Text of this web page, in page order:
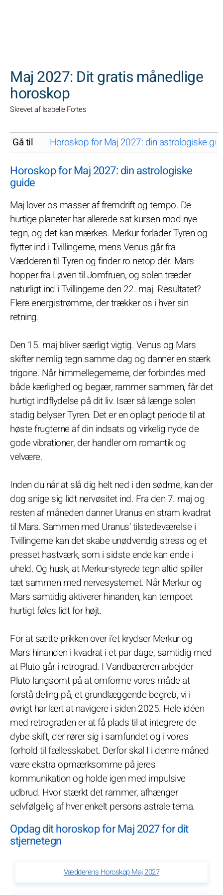
Maj 2027: Dit gratis månedlige
horoskop
Skrevet af Isabelle Fortes
Gå til Horoskop for Maj 2027: din astrologiske
Horoskop for Maj 2027: din astrologiske
guide
Maj lover os masser af fremdrift og tempo. De
hurtige planeter har allerede sat kursen mod nye
tegn, og det kan mærkes. Merkur forlader Tyren og
flytter ind i Tvillingerne, mens Venus går fra
Vædderen til Tyren og finder ro netop dér. Mars
hopper fra Løven til Jomfruen, og solen træder
naturligt ind i Tvillingerne den 22. maj. Resultatet?
Flere energistrømme, der trækker os i hver sin
retning.
Den 15. maj bliver særligt vigtig. Venus og Mars
skifter nemlig tegn samme dag og danner en stærk
trigone. Når himmellegemerne, der forbindes med
både kærlighed og begær, rammer sammen, får det
hurtigt indflydelse på dit liv. Især så længe solen
stadig belyser Tyren. Det er en oplagt periode til at
høste frugterne af din indsats og virkelig nyde de
gode vibrationer, der handler om romantik og
velvære.
Inden du når at slå dig helt ned i den sødme, kan der
dog snige sig lidt nervøsitet ind. Fra den 7. maj og
resten af måneden danner Uranus en stram kvadrat
til Mars. Sammen med Uranus’ tilstedeværelse i
Tvillingerne kan det skabe unødvendig stress og et
presset hastværk, som i sidste ende kan ende i
uheld. Og husk, at Merkur-styrede tegn altid spiller
tæt sammen med nervesystemet. Når Merkur og
Mars samtidig aktiverer hinanden, kan tempoet
hurtigt føles lidt for højt.
For at sætte prikken over i’et krydser Merkur og
Mars hinanden i kvadrat i et par dage, samtidig med
at Pluto går i retrograd. I Vandbæreren arbejder
Pluto langsomt på at omforme vores måde at
forstå deling på, et grundlæggende begreb, vi i
øvrigt har lært at navigere i siden 2025. Hele idéen
med retrograden er at få plads til at integrere de
dybe skift, der rører sig i samfundet og i vores
forhold til fællesskabet. Derfor skal I i denne måned
være ekstra opmærksomme på jeres
kommunikation og holde igen med impulsive
udbrud. Hvor stærkt det rammer, afhænger
selvfølgelig af hver enkelt persons astrale tema.
Opdag dit horoskop for Maj 2027 for dit
stjernetegn
Vædderens Horoskop Maj 2027